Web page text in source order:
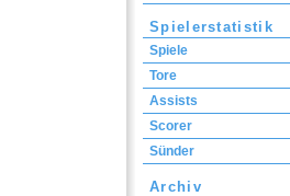
Spielerstatistik
Spiele
Tore
Assists
Scorer
Sünder
Archiv